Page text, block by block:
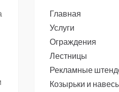
Главная
Услуги
Ограждения
Лестницы
Рекламные
Козырьки и